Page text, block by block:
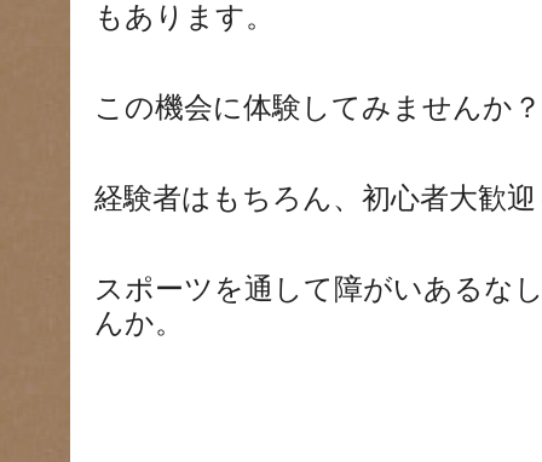
もあります。
この機会に体験してみませんか？
経験者はもちろん、初心者大歓迎
スポーツを通して障がいあるな
んか。